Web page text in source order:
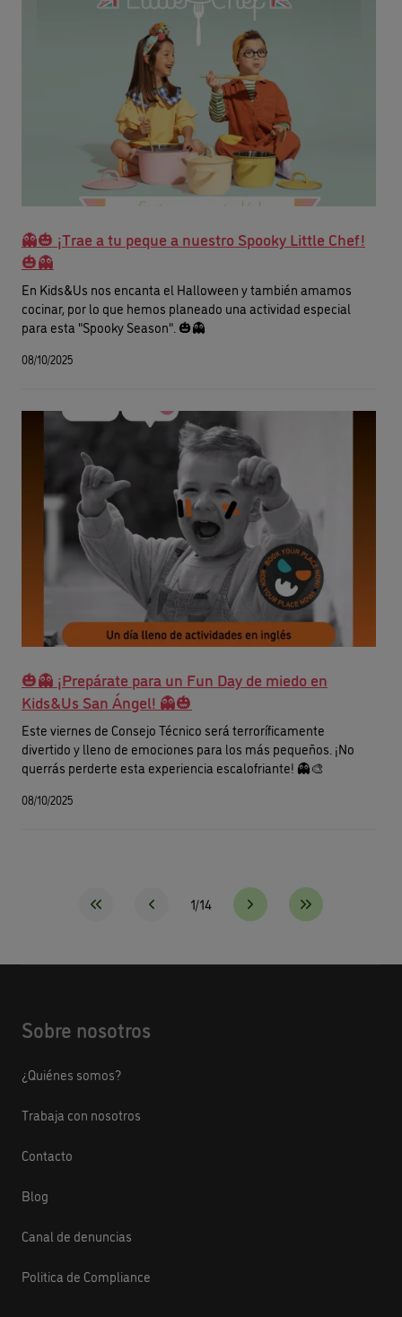
👻🎃 ¡Trae a tu peque a nuestro Spooky Little Chef!
🎃👻
En Kids&Us nos encanta el Halloween y también amamos
cocinar, por lo que hemos planeado una actividad especial
para esta "Spooky Season". 🎃👻
08/10/2025
🎃👻 ¡Prepárate para un Fun Day de miedo en
Kids&Us San Ángel! 👻🎃
Este viernes de Consejo Técnico será terroríficamente
divertido y lleno de emociones para los más pequeños. ¡No
querrás perderte esta experiencia escalofriante! 👻🎨
08/10/2025
1/14
Sobre nosotros
¿Quiénes somos?
Trabaja con nosotros
Contacto
Blog
Canal de denuncias
Politica de Compliance